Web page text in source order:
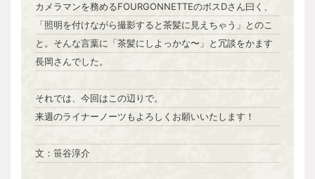
カメラマンを務めるFOURGONNETTEのボスDさん曰く、
「照明を付けながら撮影すると茶髪に見えちゃう」とのこ
と。そんな言葉に「茶髪にしよっかな〜」と冗談をかます
長岡さんでした。
それでは、今回はこの辺りで。
来週のライナーノーツもよろしくお願いいたします！
文：笹谷淳介